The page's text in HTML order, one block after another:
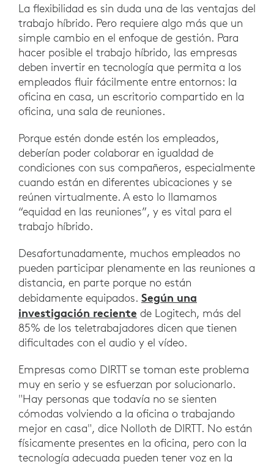
La flexibilidad es sin duda una de las ventajas del
trabajo híbrido. Pero requiere algo más que un
simple cambio en el enfoque de gestión. Para
hacer posible el trabajo híbrido, las empresas
deben invertir en tecnología que permita a los
empleados fluir fácilmente entre entornos: la
oficina en casa, un escritorio compartido en la
oficina, una sala de reuniones.
Porque estén donde estén los empleados,
deberían poder colaborar en igualdad de
condiciones con sus compañeros, especialmente
cuando están en diferentes ubicaciones y se
reúnen virtualmente. A esto lo llamamos
“equidad en las reuniones”, y es vital para el
trabajo híbrido.
Desafortunadamente, muchos empleados no
pueden participar plenamente en las reuniones a
distancia, en parte porque no están
debidamente equipados. Según una
investigación reciente de Logitech, más del
85% de los teletrabajadores dicen que tienen
dificultades con el audio y el vídeo.
Empresas como DIRTT se toman este problema
muy en serio y se esfuerzan por solucionarlo.
"Hay personas que todavía no se sienten
cómodas volviendo a la oficina o trabajando
mejor en casa", dice Nolloth de DIRTT. No están
físicamente presentes en la oficina, pero con la
tecnología adecuada pueden tener voz en la